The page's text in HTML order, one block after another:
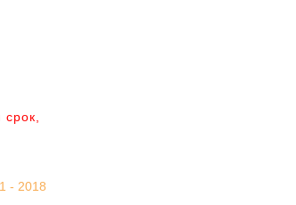
срок,
- 2018